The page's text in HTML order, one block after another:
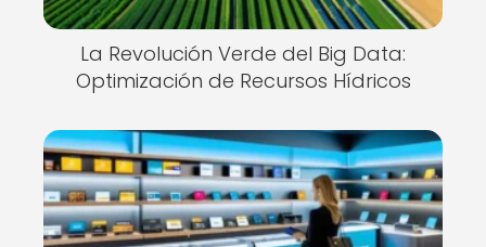
La Revolución Verde del Big Data:
Optimización de Recursos Hídricos